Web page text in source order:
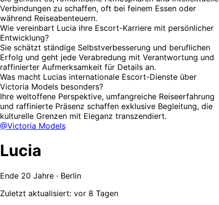
Verbindungen zu schaffen, oft bei feinem Essen oder
während Reiseabenteuern.
Wie vereinbart Lucia ihre Escort-Karriere mit persönlicher
Entwicklung?
Sie schätzt ständige Selbstverbesserung und beruflichen
Erfolg und geht jede Verabredung mit Verantwortung und
raffinierter Aufmerksamkeit für Details an.
Was macht Lucias internationale Escort-Dienste über
Victoria Models besonders?
Ihre weltoffene Perspektive, umfangreiche Reiseerfahrung
und raffinierte Präsenz schaffen exklusive Begleitung, die
kulturelle Grenzen mit Eleganz transzendiert.
@Victoria Models
Lucia
Ende 20 Jahre · Berlin
Zuletzt aktualisiert: vor 8 Tagen